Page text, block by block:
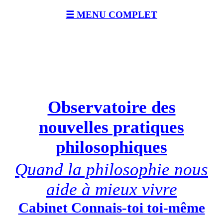
☰ MENU COMPLET
Observatoire des
nouvelles pratiques
philosophiques
Quand la philosophie nous
aide à mieux vivre
Cabinet Connais-toi toi-même